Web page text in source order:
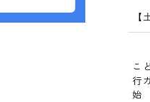
こ
行
始